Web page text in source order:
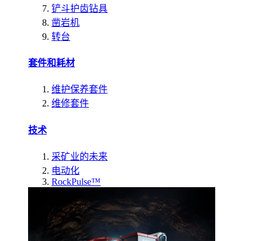
铲斗护齿钻具
凿岩机
转台
套件和耗材
维护保养套件
维修套件
技术
采矿业的未来
电动化
RockPulse™